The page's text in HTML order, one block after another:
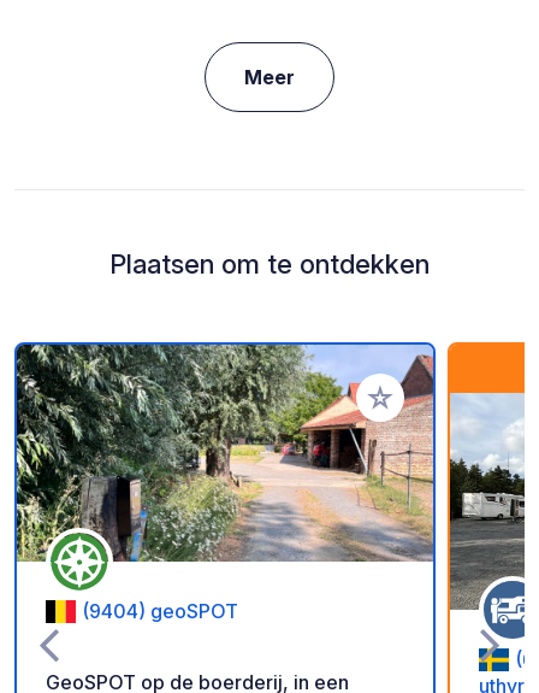
Meer
Plaatsen om te ontdekken
Voeg toe aan je
(9404) geoSPOT
GeoSPOT op de boerderij, in een